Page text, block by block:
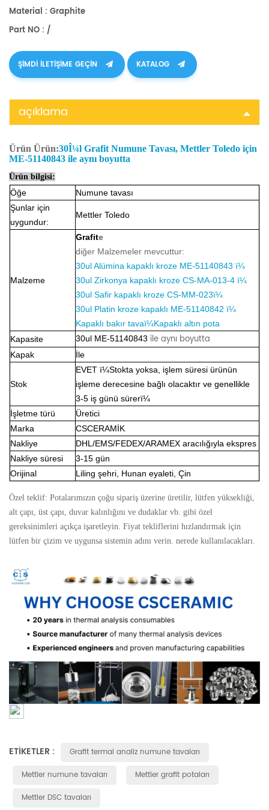
Material : Graphite
Part NO : /
ŞIMDI ILETIŞIME GEÇIN KATALOG
açıklama
Ürün Ürün:30Î¼l Grafit Numune Tavası, Mettler Toledo için
ME-51140843 ile aynı boyutta
Ürün bilgisi:
Öğe
Numune tavası
Şunlar için
uygundur:
Mettler Toledo
Malzeme
Grafite
diğer Malzemeler mevcuttur:
30ul Alümina kapaklı kroze ME-51140843 ï¼
30ul Zirkonya kapaklı kroze CS-MA-013-4 ï¼
30ul Safir kapaklı kroze CS-MM-023ï¼
30ul Platin kroze kapaklı ME-51140842 ï¼
Kapaklı bakır tavaï¼Kapaklı altın pota
Kapasite
30ul ME-51140843 ile aynı boyutta
Kapak İle
Stok
EVET ï¼Stokta yoksa, işlem süresi ürünün
işleme derecesine bağlı olacaktır ve genellikle
3-5 iş günü sürerï¼
İşletme türü
Üretici
Marka
CSCERAMİK
Nakliye
DHL/EMS/FEDEX/ARAMEX aracılığıyla ekspres
Nakliye süresi
3-15 gün
Orijinal
Liling şehri, Hunan eyaleti, Çin
Özel teklif: Potalarımızın çoğu sipariş üzerine üretilir, lütfen yüksekliği,
alt çapı, üst çapı, duvar kalınlığını ve dudaklar vb. gibi özel
gereksinimleri açıkça işaretleyin. Fiyat tekliflerini hızlandırmak için
lütfen bir çizim ve uygunsa sistemin adını verin. nerede kullanılacakları.
ETIKETLER :
Grafit termal analiz numune tavaları
Mettler numune tavaları
Mettler grafit potaları
Mettler DSC tavaları